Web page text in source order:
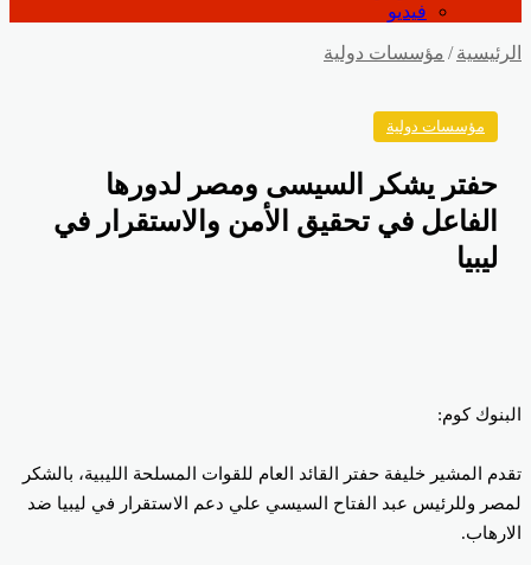
فيديو
/مؤسسات دولية
مؤسسات دولية
حفتر يشكر السيسى ومصر لدورها
الفاعل في تحقيق الأمن والاستقرار في
ليبيا
كوم:
المشير خليفة حفتر القائد العام للقوات المسلحة الليبية، بالشكر
وللرئيس عبد الفتاح السيسي علي دعم الاستقرار في ليبيا ضد